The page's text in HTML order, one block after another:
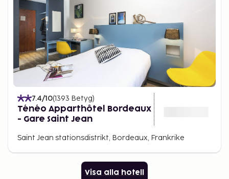
7.4/10(1393 Betyg)
Ténéo Apparthôtel Bordeaux
- Gare Saint Jean
Saint Jean stationsdistrikt, Bordeaux, Frankrike
Visa alla hotell